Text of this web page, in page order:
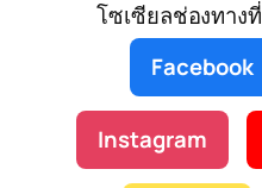
โซเซียลช่องทา
Facebook
Instagram